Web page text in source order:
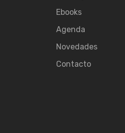
Ebooks
Agenda
Novedades
Contacto